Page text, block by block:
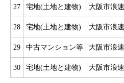
27 宅地(土地と建物) 大阪市浪
28 宅地(土地と建物) 大阪市浪
29 中古マンション等 大阪市浪
30 宅地(土地と建物) 大阪市浪